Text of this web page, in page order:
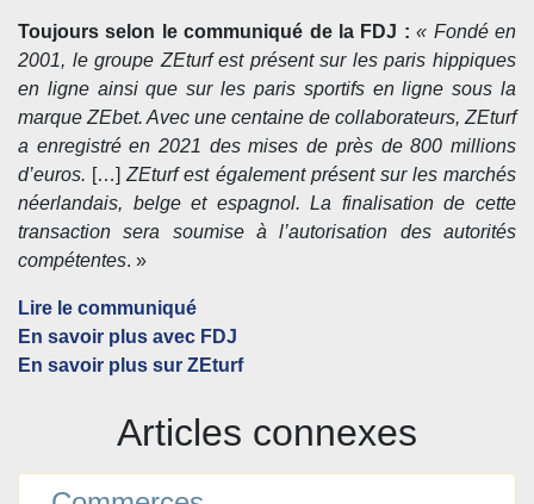
Toujours selon le communiqué de la FDJ : « Fondé en
2001, le groupe ZEturf est présent sur les paris hippiques
en ligne ainsi que sur les paris sportifs en ligne sous la
marque ZEbet. Avec une centaine de collaborateurs, ZEturf
a enregistré en 2021 des mises de près de 800 millions
d’euros. […] ZEturf est également présent sur les marchés
néerlandais, belge et espagnol. La finalisation de cette
transaction sera soumise à l’autorisation des autorités
compétentes. »
Lire le communiqué
En savoir plus avec FDJ
En savoir plus sur ZEturf
Articles connexes